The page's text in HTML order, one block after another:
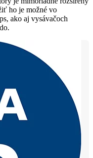
ho je možné vo
ako aj vysávačoch